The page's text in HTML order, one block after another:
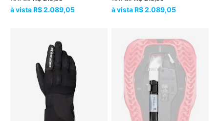
R$ 2.089,05 R$ 2.089,05